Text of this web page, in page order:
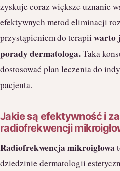
zyskuje coraz większe uznanie
efektywnych metod eliminacji
przystąpieniem do terapii warto
porady dermatologa.Taka
dostosować plan leczenia do
pacjenta.
Jakie są efektywność i
radiofrekwencji
Radiofrekwencja mikroigłowa
dziedzinie dermatologii